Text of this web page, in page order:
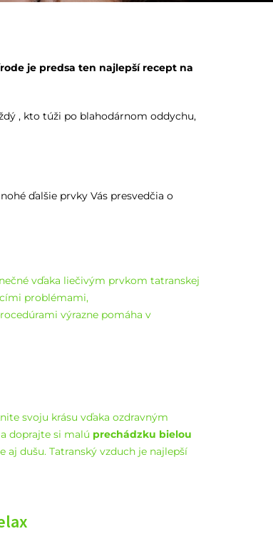
je predsa ten najlepší recept na
, kto túži po blahodárnom oddychu,
ďalšie prvky Vás presvedčia o
vďaka liečivým prvkom tatranskej
problémami,
výrazne pomáha v
svoju krásu vďaka ozdravným
doprajte si malú prechádzku bielou
aj dušu. Tatranský vzduch je najlepší